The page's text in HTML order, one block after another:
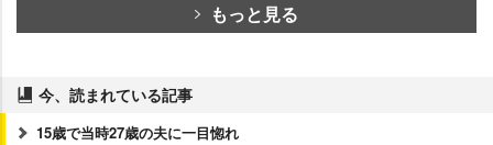
もっと見る
今、読まれている記事
15歳で当時27歳の夫に一目惚れ